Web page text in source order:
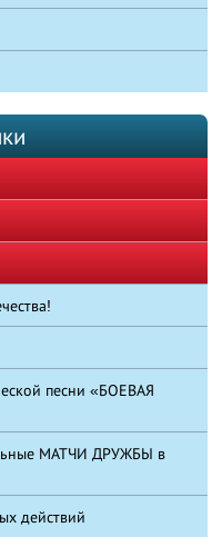
песни «БОЕВАЯ
МАТЧИ ДРУЖБЫ в
действий